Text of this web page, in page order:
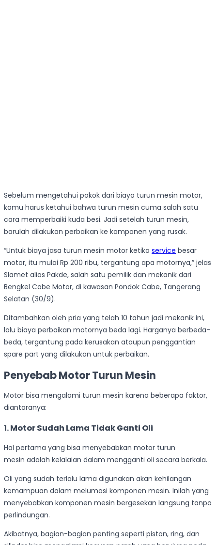
Sebelum mengetahui pokok dari biaya turun mesin motor,
kamu harus ketahui bahwa turun mesin cuma salah satu
cara memperbaiki kuda besi. Jadi setelah turun mesin,
barulah dilakukan perbaikan ke komponen yang rusak.
“Untuk biaya jasa turun mesin motor ketika service besar
motor, itu mulai Rp 200 ribu, tergantung apa motornya,” jelas
Slamet alias Pakde, salah satu pemilik dan mekanik dari
Bengkel Cabe Motor, di kawasan Pondok Cabe, Tangerang
Selatan (30/9).
Ditambahkan oleh pria yang telah 10 tahun jadi mekanik ini,
lalu biaya perbaikan motornya beda lagi. Harganya berbeda-
beda, tergantung pada kerusakan ataupun penggantian
spare part yang dilakukan untuk perbaikan.
Penyebab Motor Turun Mesin
Motor bisa mengalami turun mesin karena beberapa faktor,
diantaranya:
1. MotorSudah Lama Tidak Ganti Oli
Hal pertama yang bisa menyebabkan motor turun
mesin adalah kelalaian dalam mengganti oli secara berkala.
Oli yang sudah terlalu lama digunakan akan kehilangan
kemampuan dalam melumasi komponen mesin. Inilah yang
menyebabkan komponen mesin bergesekan langsung tanpa
perlindungan.
Akibatnya, bagian-bagian penting seperti piston, ring, dan